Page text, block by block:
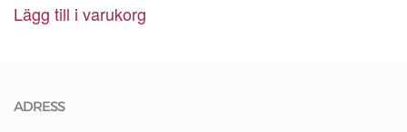
Lägg till i varukorg
ADRESS